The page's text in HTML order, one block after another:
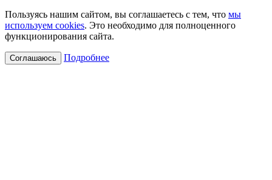
Пользуясь нашим сайтом, вы соглашаетесь с тем, что мы
используем cookies. Это необходимо для полноценного
функционирования сайта.
Соглашаюсь Подробнее